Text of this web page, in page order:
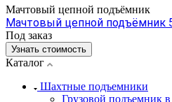
Мачтовый цепной подъёмник
Мачтовый цепной подъёмник
Под заказ
Узнать стоимость
Каталог
Шахтные подъемники
Грузовой подъемник